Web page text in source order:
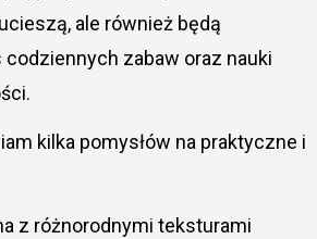
ale również będą
zabaw oraz nauki
kilka pomysłów na praktyczne i
z różnorodnymi teksturami